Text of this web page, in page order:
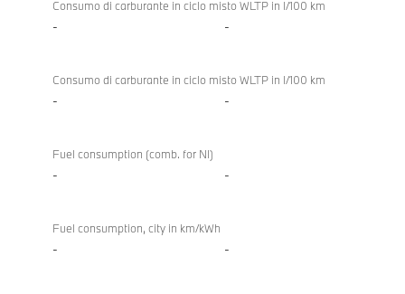
Consumo di carburante in ciclo misto WLTP in l/100 km
- -
Consumo di carburante in ciclo misto WLTP in l/100 km
- -
Fuel consumption (comb. for NI)
- -
Fuel consumption, city in km/kWh
- -